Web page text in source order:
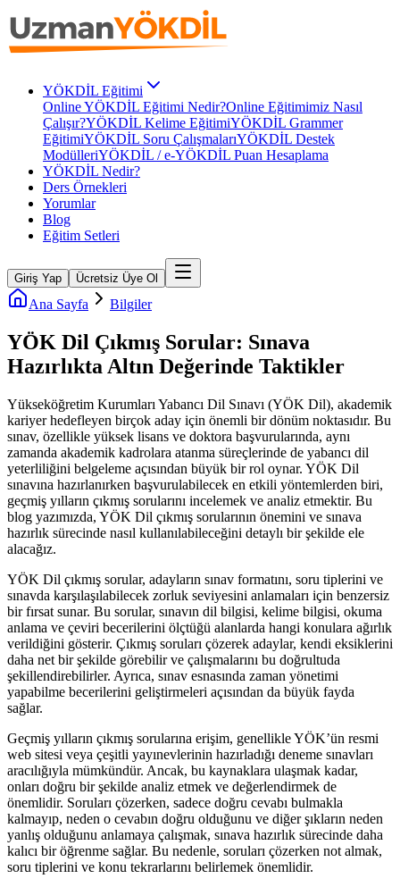
YÖKDİL Eğitimi
Online YÖKDİL Eğitimi Nedir?Online Eğitimimiz Nasıl
Çalışır?YÖKDİL Kelime EğitimiYÖKDİL Grammer
EğitimiYÖKDİL Soru ÇalışmalarıYÖKDİL Destek
ModülleriYÖKDİL / e-YÖKDİL Puan Hesaplama
YÖKDİL Nedir?
Ders Örnekleri
Yorumlar
Blog
Eğitim Setleri
Giriş Yap Ücretsiz Üye Ol
Ana Sayfa Bilgiler
YÖK Dil Çıkmış Sorular: Sınava
Hazırlıkta Altın Değerinde Taktikler
Yükseköğretim Kurumları Yabancı Dil Sınavı (YÖK Dil), akademik
kariyer hedefleyen birçok aday için önemli bir dönüm noktasıdır. Bu
sınav, özellikle yüksek lisans ve doktora başvurularında, aynı
zamanda akademik kadrolara atanma süreçlerinde de yabancı dil
yeterliliğini belgeleme açısından büyük bir rol oynar. YÖK Dil
sınavına hazırlanırken başvurulabilecek en etkili yöntemlerden biri,
geçmiş yılların çıkmış sorularını incelemek ve analiz etmektir. Bu
blog yazımızda, YÖK Dil çıkmış sorularının önemini ve sınava
hazırlık sürecinde nasıl kullanılabileceğini detaylı bir şekilde ele
alacağız.
YÖK Dil çıkmış sorular, adayların sınav formatını, soru tiplerini ve
sınavda karşılaşılabilecek zorluk seviyesini anlamaları için benzersiz
bir fırsat sunar. Bu sorular, sınavın dil bilgisi, kelime bilgisi, okuma
anlama ve çeviri becerilerini ölçtüğü alanlarda hangi konulara ağırlık
verildiğini gösterir. Çıkmış soruları çözerek adaylar, kendi eksiklerini
daha net bir şekilde görebilir ve çalışmalarını bu doğrultuda
şekillendirebilirler. Ayrıca, sınav esnasında zaman yönetimi
yapabilme becerilerini geliştirmeleri açısından da büyük fayda
sağlar.
Geçmiş yılların çıkmış sorularına erişim, genellikle YÖK’ün resmi
web sitesi veya çeşitli yayınevlerinin hazırladığı deneme sınavları
aracılığıyla mümkündür. Ancak, bu kaynaklara ulaşmak kadar,
onları doğru bir şekilde analiz etmek ve değerlendirmek de
önemlidir. Soruları çözerken, sadece doğru cevabı bulmakla
kalmayıp, neden o cevabın doğru olduğunu ve diğer şıkların neden
yanlış olduğunu anlamaya çalışmak, sınava hazırlık sürecinde daha
kalıcı bir öğrenme sağlar. Bu nedenle, soruları çözerken not almak,
soru tiplerini ve konu tekrarlarını belirlemek önemlidir.